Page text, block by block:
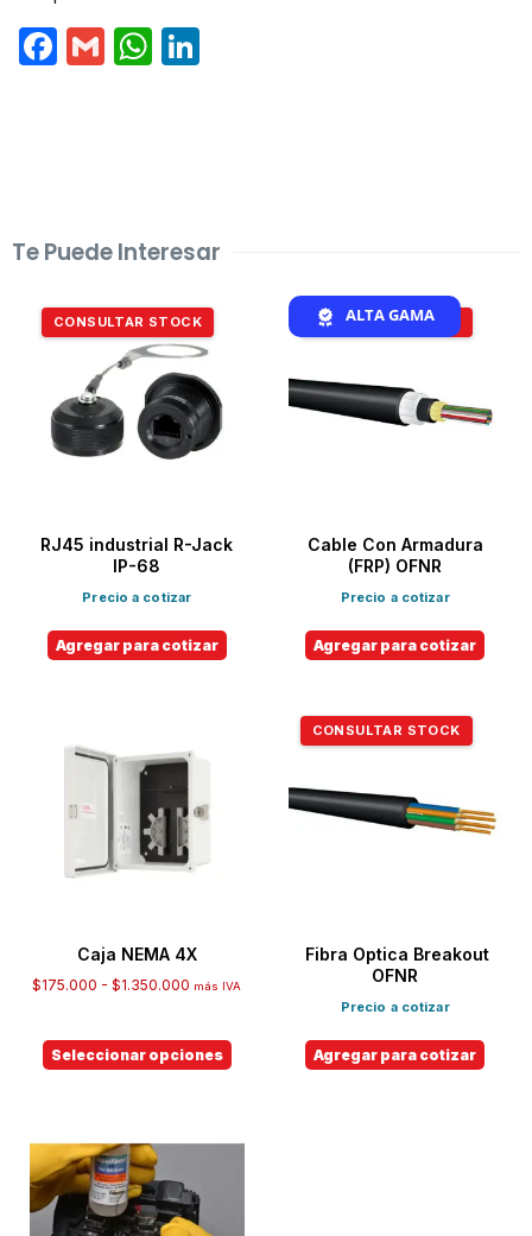
Facebook
GmailWhatsApp
Te Puede Interesar
CONSULTAR STOCK
RJ45 industrial R-Jack
IP-68
Precio a cotizar
Agregar para cotizar
CONSULTAR STOCK
ALTA GAMA
Cable Con Armadura
(FRP) OFNR
Precio a cotizar
Agregar para cotizar
Caja NEMA 4X
$175.000 - $1.350.000 más IVA
Seleccionar opciones
CONSULTAR STOCK
Fibra Optica Breakout
OFNR
Precio a cotizar
Agregar para cotizar